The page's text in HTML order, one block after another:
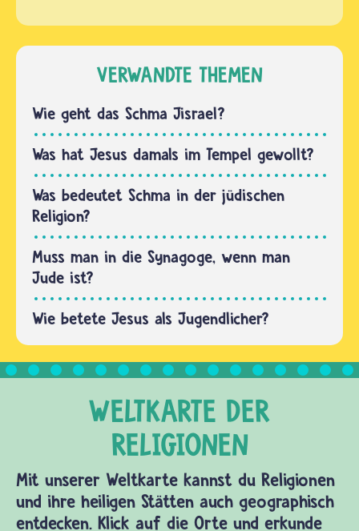
VERWANDTE THEMEN
Wie geht das Schma Jisrael?
Was hat Jesus damals im Tempel gewollt?
Was bedeutet Schma in der jüdischen
Religion?
Muss man in die Synagoge, wenn man
Jude ist?
Wie betete Jesus als Jugendlicher?
Mit unserer Weltkarte kannst du Religionen
und ihre heiligen Stätten auch geographisch
entdecken. Klick auf die Orte und erkunde